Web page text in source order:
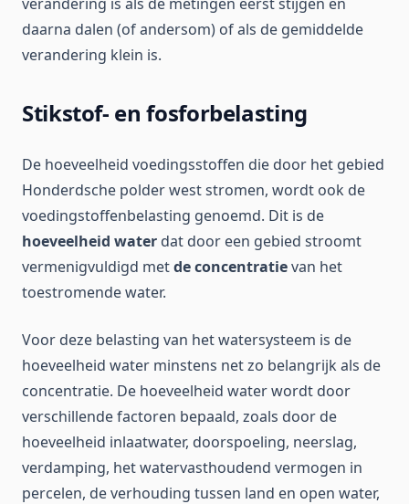
daarna dalen (of andersom) of als de gemiddelde
verandering klein is.
Stikstof- en fosforbelasting
De hoeveelheid voedingsstoffen die door het gebied
Honderdsche polder west stromen, wordt ook de
voedingstoffenbelasting genoemd. Dit is de
hoeveelheid water dat door een gebied stroomt
vermenigvuldigd metde concentratievan het
toestromende water.
Voor deze belasting van het watersysteem is de
hoeveelheid water minstens net zo belangrijk als de
concentratie. De hoeveelheid water wordt door
verschillende factoren bepaald, zoals door de
hoeveelheid inlaatwater, doorspoeling, neerslag,
verdamping, het watervasthoudend vermogen in
percelen, de verhouding tussen land en open water,